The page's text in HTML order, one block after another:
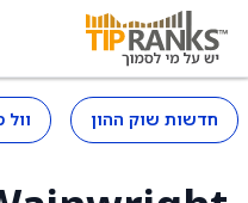
חדשות שוק ההון וול